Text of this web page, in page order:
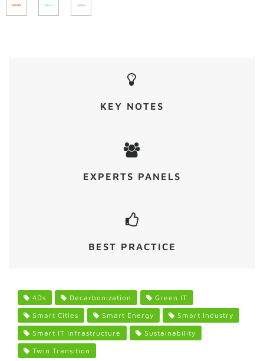
KEY NOTES
EXPERTS PANELS
BEST PRACTICE
4Ds Decarbonization
Green IT
Smart Cities
Smart Energy
Smart Industry
Smart IT Infrastructure
Sustainability
Twin Transition